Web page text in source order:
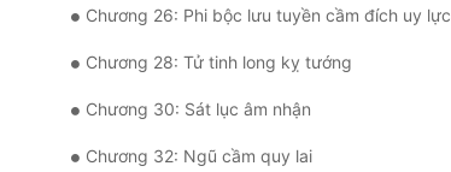
Chương 26: Phi bộc lưu tuyền cầm đích uy lực
Chương 28: Tử tinh long kỵ tướng
Chương 30: Sát lục âm nhận
Chương 32: Ngũ cầm quy lai